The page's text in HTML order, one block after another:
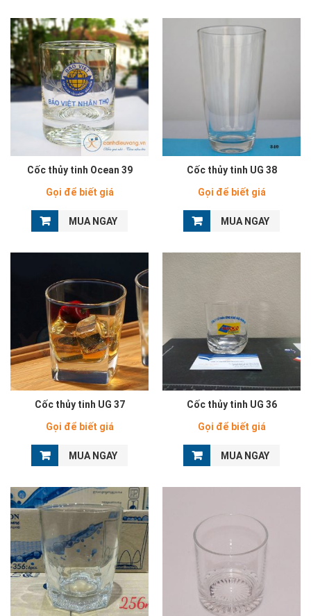
Cốc thủy tinh Ocean 39
Gọi để biết giá
MUA NGAY
Cốc thủy tinh UG 38
Gọi để biết giá
MUA NGAY
Cốc thủy tinh UG 37
Gọi để biết giá
MUA NGAY
Cốc thủy tinh UG 36
Gọi để biết giá
MUA NGAY